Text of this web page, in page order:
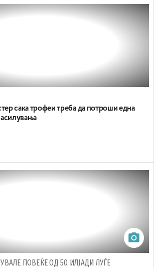
сака трофеи треба да потроши една
ПОВЕЌЕ ОД 50 ИЛЈАДИ ЛУЃЕ